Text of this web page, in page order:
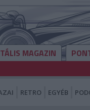
MAGAZIN
RETRO EGYÉB